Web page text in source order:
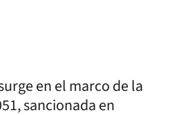
en el marco de la
sancionada en